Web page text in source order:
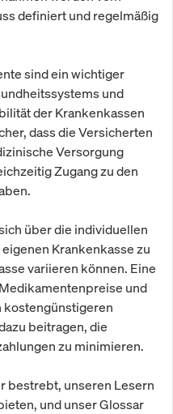
definiert und regelmäßig
sind ein wichtiger
und
der Krankenkassen
dass die Versicherten
Versorgung
Zugang zu den
über die individuellen
Krankenkasse zu
variieren können. Eine
und
kostengünstigeren
beitragen, die
zu minimieren.
bestrebt, unseren Lesern
und unser Glossar